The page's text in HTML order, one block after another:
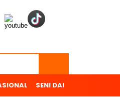
SENI DAN BUDAYA